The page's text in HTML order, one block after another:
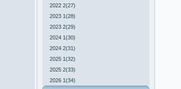
2022 2(27)
2023 1(28)
2023 2(29)
2024 1(30)
2024 2(31)
2025 1(32)
2025 2(33)
2026 1(34)